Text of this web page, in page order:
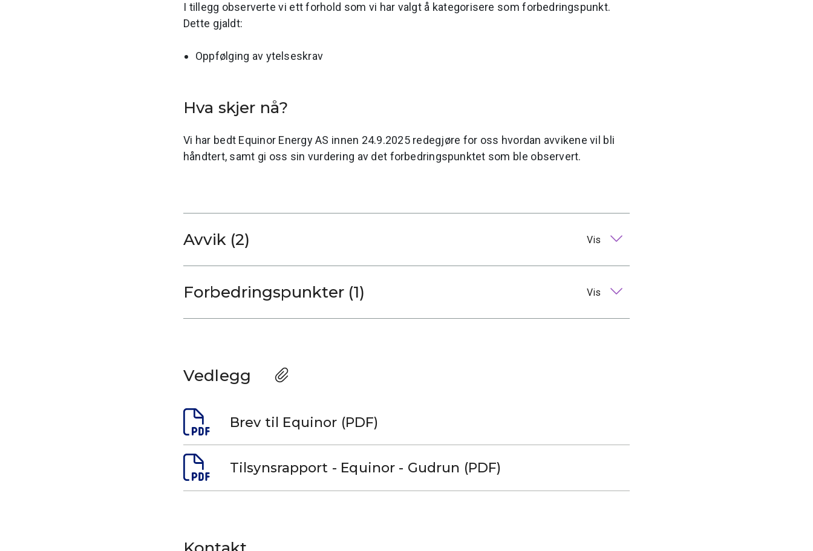
I tillegg observerte vi ett forhold som vi har valgt å kategorisere som forbedringspunkt.
Dette gjaldt:
Oppfølging av ytelseskrav
Hva skjer nå?
Vi har bedt Equinor Energy AS innen 24.9.2025 redegjøre for oss hvordan avvikene vil bli
håndtert, samt gi oss sin vurdering av det forbedringspunktet som ble observert.
Avvik (2) Vis
Forbedringspunkter (1) Vis
Vedlegg
Brev til Equinor (PDF)
Tilsynsrapport - Equinor - Gudrun (PDF)